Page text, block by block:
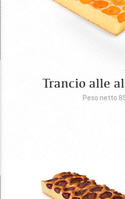
Trancio alle
Peso netto